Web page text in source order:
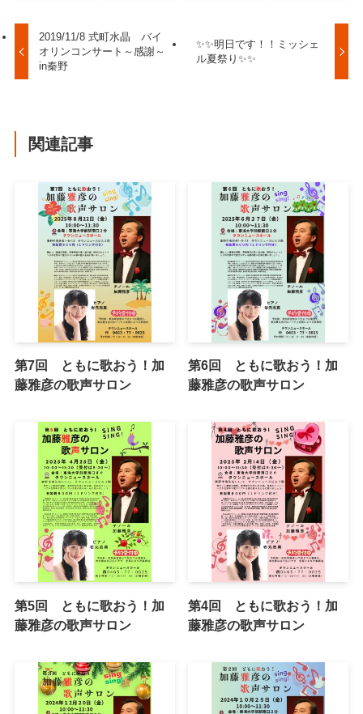
2019/11/8 式町水晶 バイ
オリンコンサート～感謝～
in秦野
✨✨明日です！！ミッシェ
ル夏祭り✨✨
関連記事
第7回 ともに歌おう！加
藤雅彦の歌声サロン
第6回 ともに歌おう！加
藤雅彦の歌声サロン
第5回 ともに歌おう！加
藤雅彦の歌声サロン
第4回 ともに歌おう！加
藤雅彦の歌声サロン